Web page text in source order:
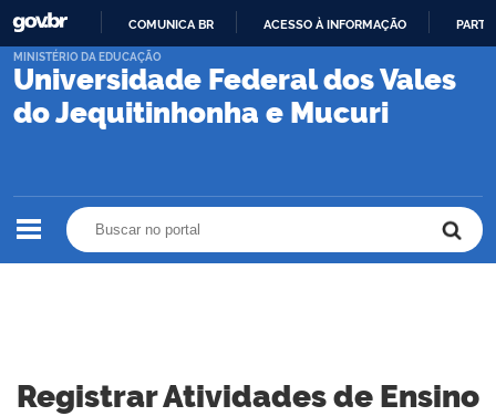
PARA
CONTEÚDO
COMUNICA BR ACESSO À INFORMAÇÃO
Universidade Federal dos Vales
do Jequitinhonha e Mucuri
MINISTÉRIO DA EDUCAÇÃO
Registrar Atividades de Ensino